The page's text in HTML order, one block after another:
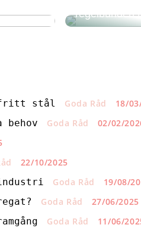
regelbunden
stål Goda Råd
18/
Goda Råd
02/02/
22/10/2025
Goda Råd
19/08/
Goda Råd
27/06/2025
Goda Råd 11/06/